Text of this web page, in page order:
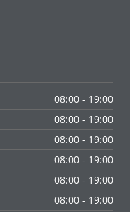
08:00 - 19:00
08:00 - 19:00
08:00 - 19:00
08:00 - 19:00
08:00 - 19:00
08:00 - 19:00